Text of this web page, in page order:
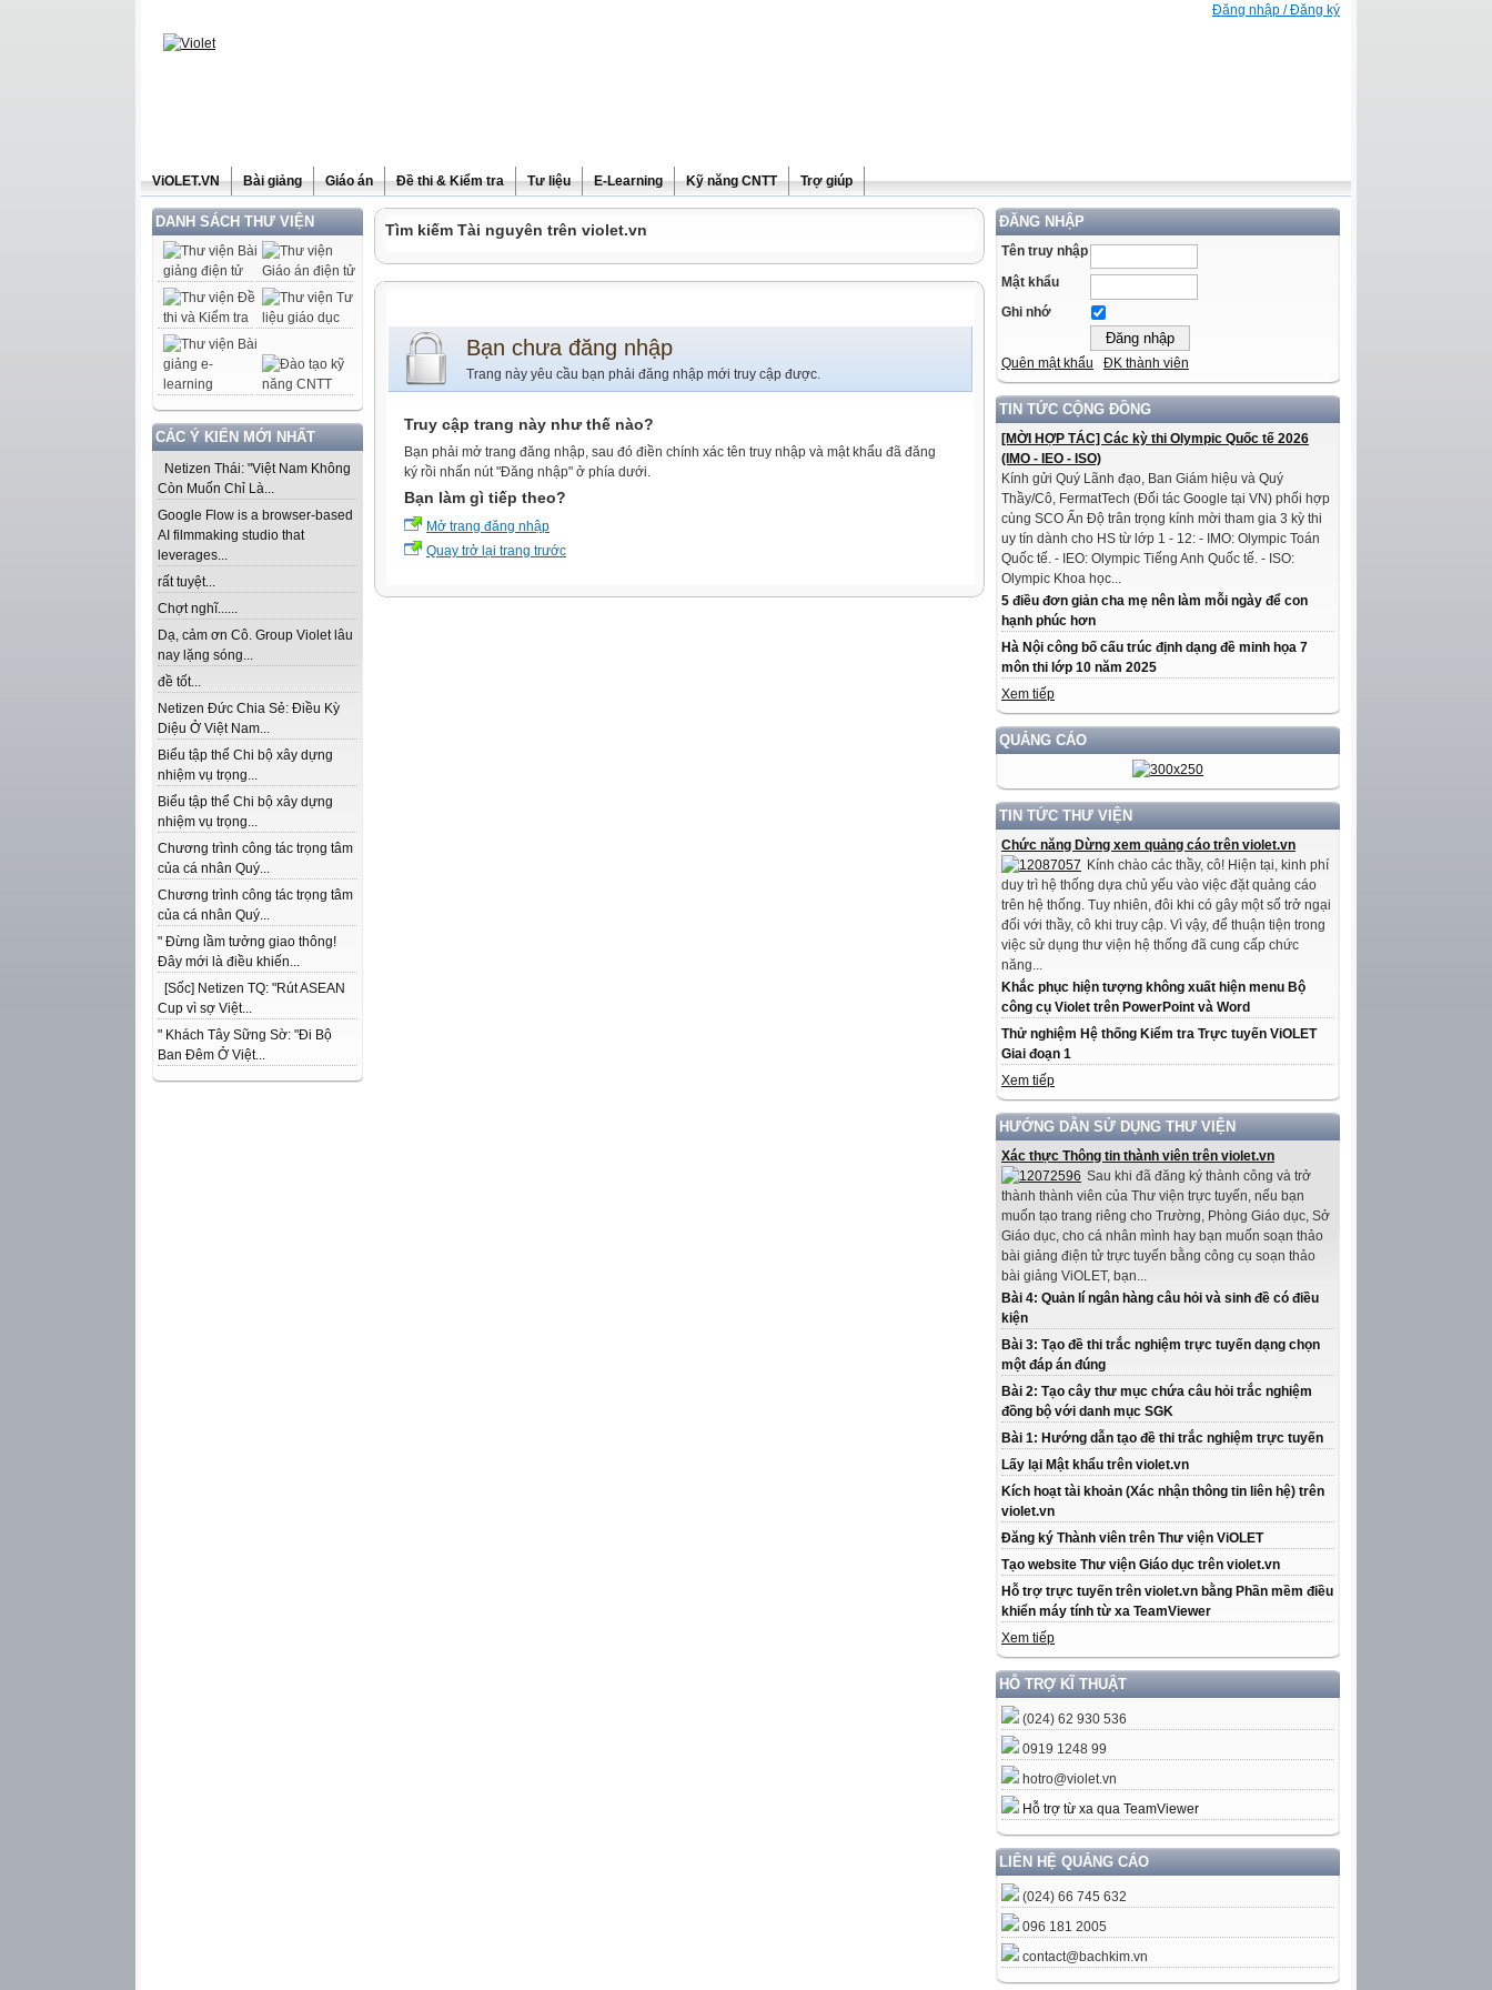
Đăng nhập / Đăng ký
ViOLET.VN Bài giảng Giáo án Đề thi & Kiểm tra Tư liệu E-Learning Kỹ năng CNTT Trợ giúp
DANH SÁCH THƯ VIỆN
CÁC Ý KIẾN MỚI NHẤT
Netizen Thái: "Việt Nam Không
Còn Muốn Chỉ Là...
Google Flow is a browser-based
AI filmmaking studio that
leverages...
rất tuyệt...
Chợt nghĩ......
Dạ, cảm ơn Cô. Group Violet lâu
nay lặng sóng...
đề tốt...
Netizen Đức Chia Sẻ: Điều Kỳ
Diệu Ở Việt Nam...
Biểu tập thể Chi bộ xây dựng
nhiệm vụ trọng...
Biểu tập thể Chi bộ xây dựng
nhiệm vụ trọng...
Chương trình công tác trọng tâm
của cá nhân Quý...
Chương trình công tác trọng tâm
của cá nhân Quý...
" Đừng lầm tưởng giao thông!
Đây mới là điều khiến...
[Sốc] Netizen TQ: "Rút ASEAN
Cup vì sợ Việt...
" Khách Tây Sững Sờ: "Đi Bộ
Ban Đêm Ở Việt...
ĐĂNG NHẬP
Tên truy nhập
Mật khẩu
Ghi nhớ
Quên mật khẩu ĐK thành viên
TIN TỨC CỘNG ĐỒNG
[MỜI HỢP TÁC] Các kỳ thi Olympic Quốc tế 2026
(IMO - IEO - ISO)
Kính gửi Quý Lãnh đạo, Ban Giám hiệu và Quý
Thầy/Cô, FermatTech (Đối tác Google tại VN) phối hợp
cùng SCO Ấn Độ trân trọng kính mời tham gia 3 kỳ thi
uy tín dành cho HS từ lớp 1 - 12: - IMO: Olympic Toán
Quốc tế. - IEO: Olympic Tiếng Anh Quốc tế. - ISO:
Olympic Khoa học...
5 điều đơn giản cha mẹ nên làm mỗi ngày để con
hạnh phúc hơn
Hà Nội công bố cấu trúc định dạng đề minh họa 7
môn thi lớp 10 năm 2025
Xem tiếp
QUẢNG CÁO
TIN TỨC THƯ VIỆN
Chức năng Dừng xem quảng cáo trên violet.vn
Kính chào các thầy, cô! Hiện tại, kinh phí
duy trì hệ thống dựa chủ yếu vào việc đặt quảng cáo
trên hệ thống. Tuy nhiên, đôi khi có gây một số trở ngại
đối với thầy, cô khi truy cập. Vì vậy, để thuận tiện trong
việc sử dụng thư viện hệ thống đã cung cấp chức
năng...
Khắc phục hiện tượng không xuất hiện menu Bộ
công cụ Violet trên PowerPoint và Word
Thử nghiệm Hệ thống Kiểm tra Trực tuyến ViOLET
Giai đoạn 1
Xem tiếp
HƯỚNG DẪN SỬ DỤNG THƯ VIỆN
Xác thực Thông tin thành viên trên violet.vn
Sau khi đã đăng ký thành công và trở
thành thành viên của Thư viện trực tuyến, nếu bạn
muốn tạo trang riêng cho Trường, Phòng Giáo dục, Sở
Giáo dục, cho cá nhân mình hay bạn muốn soạn thảo
bài giảng điện tử trực tuyến bằng công cụ soạn thảo
bài giảng ViOLET, bạn...
Bài 4: Quản lí ngân hàng câu hỏi và sinh đề có điều
kiện
Bài 3: Tạo đề thi trắc nghiệm trực tuyến dạng chọn
một đáp án đúng
Bài 2: Tạo cây thư mục chứa câu hỏi trắc nghiệm
đồng bộ với danh mục SGK
Bài 1: Hướng dẫn tạo đề thi trắc nghiệm trực tuyến
Lấy lại Mật khẩu trên violet.vn
Kích hoạt tài khoản (Xác nhận thông tin liên hệ) trên
violet.vn
Đăng ký Thành viên trên Thư viện ViOLET
Tạo website Thư viện Giáo dục trên violet.vn
Hỗ trợ trực tuyến trên violet.vn bằng Phần mềm điều
khiển máy tính từ xa TeamViewer
Xem tiếp
HỖ TRỢ KĨ THUẬT
(024) 62 930 536
0919 1248 99
hotro@violet.vn
Hỗ trợ từ xa qua TeamViewer
LIÊN HỆ QUẢNG CÁO
(024) 66 745 632
096 181 2005
contact@bachkim.vn
Tìm kiếm Tài nguyên trên violet.vn
Bạn chưa đăng nhập
Trang này yêu cầu bạn phải đăng nhập mới truy cập được.
Truy cập trang này như thế nào?
Bạn phải mở trang đăng nhập, sau đó điền chính xác tên truy nhập và mật khẩu đã đăng
ký rồi nhấn nút "Đăng nhập" ở phía dưới.
Bạn làm gì tiếp theo?
Mở trang đăng nhập
Quay trở lại trang trước